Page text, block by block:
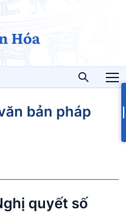
Hóa
bản pháp
quyết số